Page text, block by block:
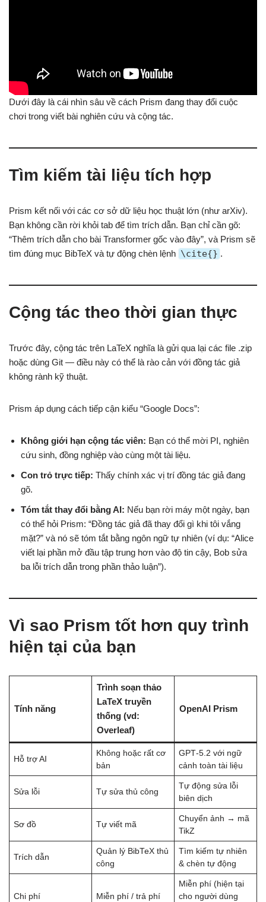
Dưới đây là cái nhìn sâu về cách Prism đang thay đổi cuộc
chơi trong viết bài nghiên cứu và cộng tác.
Tìm kiếm tài liệu tích hợp
Prism kết nối với các cơ sở dữ liệu học thuật lớn (như arXiv).
Bạn không cần rời khỏi tab để tìm trích dẫn. Bạn chỉ cần gõ:
“Thêm trích dẫn cho bài Transformer gốc vào đây”, và Prism sẽ
tìm đúng mục BibTeX và tự động chèn lệnh \cite{} .
Cộng tác theo thời gian thực
Trước đây, cộng tác trên LaTeX nghĩa là gửi qua lại các file .zip
hoặc dùng Git — điều này có thể là rào cản với đồng tác giả
không rành kỹ thuật.
Prism áp dụng cách tiếp cận kiểu “Google Docs”:
Không giới hạn cộng tác viên: Bạn có thể mời PI, nghiên
cứu sinh, đồng nghiệp vào cùng một tài liệu.
Con trỏ trực tiếp: Thấy chính xác vị trí đồng tác giả đang
gõ.
Tóm tắt thay đổi bằng AI: Nếu bạn rời máy một ngày, bạn
có thể hỏi Prism: “Đồng tác giả đã thay đổi gì khi tôi vắng
mặt?” và nó sẽ tóm tắt bằng ngôn ngữ tự nhiên (ví dụ: “Alice
viết lại phần mở đầu tập trung hơn vào độ tin cậy, Bob sửa
ba lỗi trích dẫn trong phần thảo luận”).
Vì sao Prism tốt hơn quy trình
hiện tại của bạn
Tính năng
Trình soạn thảo
LaTeX truyền
thống (vd:
Overleaf)
OpenAI Prism
Hỗ trợ AI
Không hoặc rất cơ
bản
GPT‑5.2 với ngữ
cảnh toàn tài liệu
Sửa lỗi Tự sửa thủ công
Tự động sửa lỗi
biên dịch
Sơ đồ Tự viết mã
Chuyển ảnh → mã
TikZ
Trích dẫn
Quản lý BibTeX thủ
công
Tìm kiếm tự nhiên
& chèn tự động
Chi phí Miễn phí / trả phí
Miễn phí (hiện tại
cho người dùng